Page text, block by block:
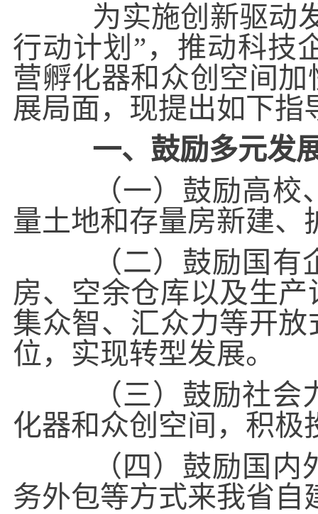
为实施创新驱动发
行动计划”，推动科技
营孵化器和众创空间
展局面，现提出如下指
一、鼓励多元发
（一）鼓励高校、
量土地和存量房新建、
（二）鼓励国有企
房、空余仓库以及生
集众智、汇众力等开
位，实现转型发展。
（三）鼓励社会力
化器和众创空间，积极
（四）鼓励国内外
务外包等方式来我省自